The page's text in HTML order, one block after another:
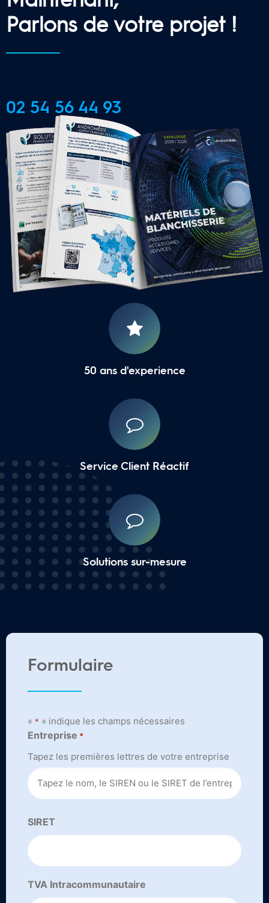
Parlons de votre projet !
02 54 56 44 93
CONTACTER UNE AGENCE
LOCALE
16 Agences Régionales
50 ans d'experience
Service Client Réactif
Solutions sur-mesure
Formulaire
« * » indique les champs nécessaires
Entreprise *
Tapez les premières lettres de votre entreprise
SIRET
TVA Intracommunautaire